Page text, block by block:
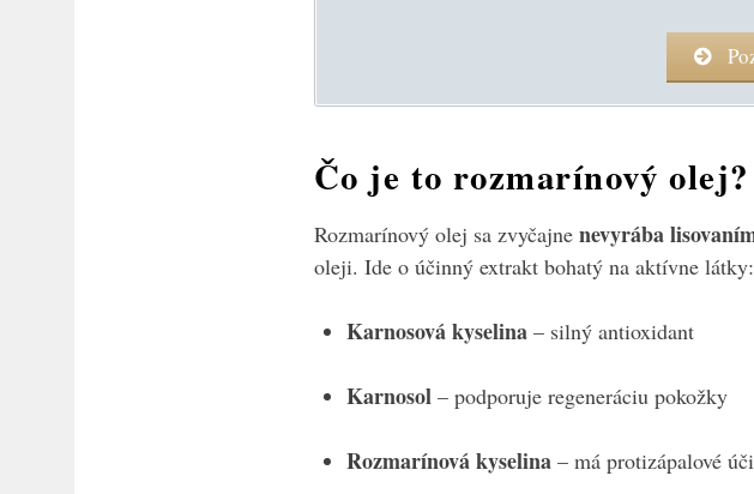
Čo je to rozmarínový olej?
Rozmarínový olej sa zvyčajne nevyrába
oleji. Ide o účinný extrakt bohatý na aktívne látky:
Karnosová kyselina – silný antioxidant
Karnosol – podporuje regeneráciu pokožky
Rozmarínová kyselina – má protizápalové